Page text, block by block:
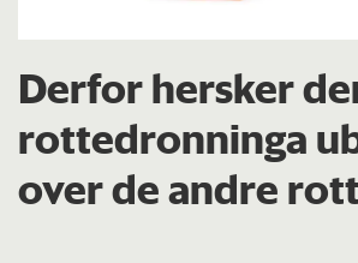
Derfor hersker
rottedronninga
over de andre